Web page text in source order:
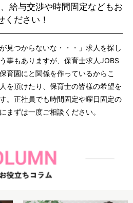
給与交渉や時間固定などもお
ください！
見つからないな・・・」求人を探し
事もありますが、保育士求人JOBS
育園にと関係を作っているからこ
を頂けたり、保育士の皆様の希望を
。正社員でも時間固定や曜日固定の
まずは一度ご相談ください。